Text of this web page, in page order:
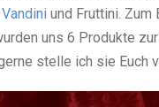
und Fruttini.
uns 6 Produkte
stelle ich sie Euch